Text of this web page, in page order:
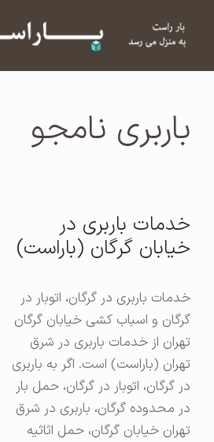
باربری نامجو
خدمات باربری در
خیابان گرگان (باراست)
خدمات باربری در گرگان، اتوبار در
گرگان و اسباب کشی خیابان گرگان
تهران از خدمات باربری در شرق
تهران (باراست) است. اگر به باربری
در گرگان، اتوبار در گرگان، حمل بار
در محدوده گرگان، باربری در شرق
تهران خیابان گرگان، حمل اثاثیه